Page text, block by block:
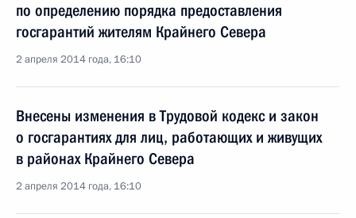
по определению порядка предоставления
госгарантий жителям Крайнего Севера
2 апреля 2014 года, 16:10
Внесены изменения в Трудовой кодекс и закон
о госгарантиях для лиц, работающих и живущих
в районах Крайнего Севера
2 апреля 2014 года, 16:10